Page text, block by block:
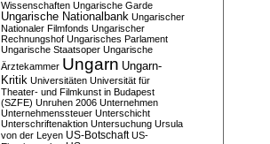
Wissenschaften Ungarische Garde
Ungarische Nationalbank Ungarischer
Nationaler Filmfonds Ungarischer
Rechnungshof Ungarisches Parlament
Ungarische Staatsoper Ungarische
Ärztekammer Ungarn Ungarn-
Kritik Universitäten Universität für
Theater- und Filmkunst in Budapest
(SZFE) Unruhen 2006 Unternehmen
Unternehmenssteuer Unterschicht
Unterschriftenaktion Untersuchung Ursula
von der Leyen US-Botschaft US-